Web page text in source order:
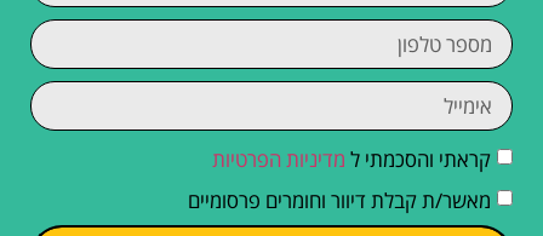
קראתי והסכמתי ל מדיניות הפרטיות
מאשר/ת קבלת דיוור וחומרים פרסומיים